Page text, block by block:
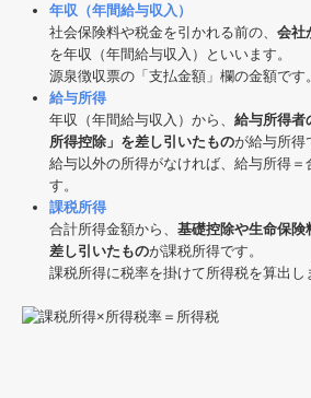
年収（年間給与収入）
社会保険料や税金を引かれる前の、 会社
を年収（年間給与収入）といいます。
源泉徴収票の「支払金額」欄の金額です。
給与所得
年収（年間給与収入）から、 給与所得者
所得控除」を差し引いたものが給与所得
給与以外の所得がなければ、給与所得＝
す。
課税所得
合計所得金額から、 基礎控除や生命保険
差し引いたものが課税所得です。
課税所得に税率を掛けて所得税を算出し